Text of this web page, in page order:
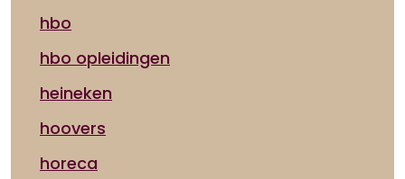
hbo
hbo opleidingen
heineken
hoovers
horeca